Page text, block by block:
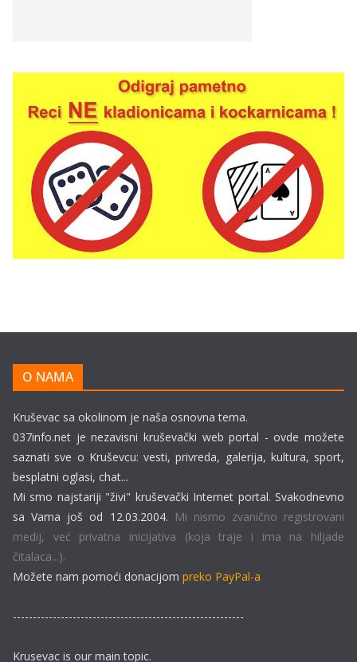
O NAMA
Kruševac sa okolinom je naša osnovna tema.
037info.net je nezavisni kruševački web portal - ovde možete
saznati sve o Kruševcu: vesti, privreda, galerija, kultura, sport,
besplatni oglasi, chat...
Mi smo najstariji "živi" kruševački Internet portal. Svakodnevno
sa Vama još od 12.03.2004. Mi nismo zvanično registrovani
medij, već privatna inicijativa (koja traje i ima na hiljade
čitalaca...).
Možete nam pomoći donacijom preko PayPal-a
----------------------------------------------------------
Krusevac is our main topic.